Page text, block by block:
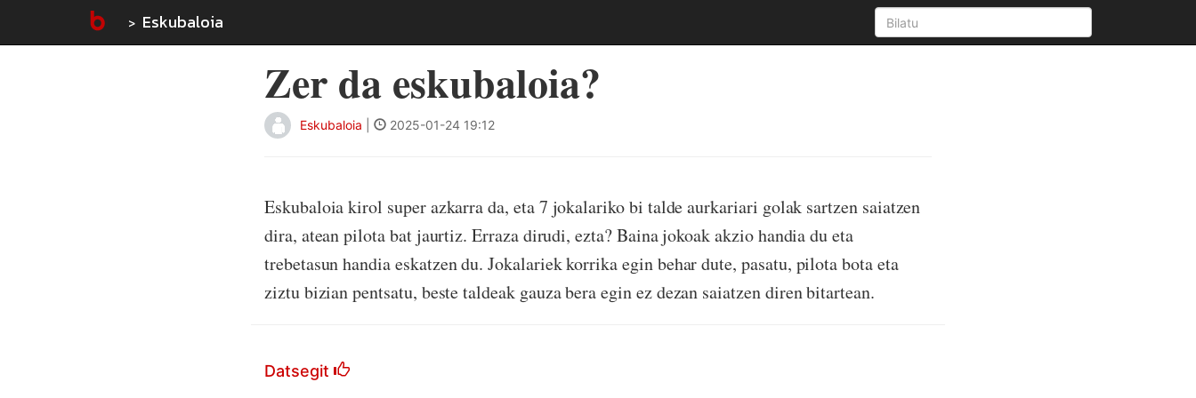
Eskubaloia
Zer da eskubaloia?
Eskubaloia 2025-01-24 19:12
Eskubaloia kirol super azkarra da, eta 7 jokalariko bi talde aurkariari golak sartzen saiatzen
dira, atean pilota bat jaurtiz. Erraza dirudi, ezta? Baina jokoak akzio handia du eta
trebetasun handia eskatzen du. Jokalariek korrika egin behar dute, pasatu, pilota bota eta
ziztu bizian pentsatu, beste taldeak gauza bera egin ez dezan saiatzen diren bitartean.
Datsegit